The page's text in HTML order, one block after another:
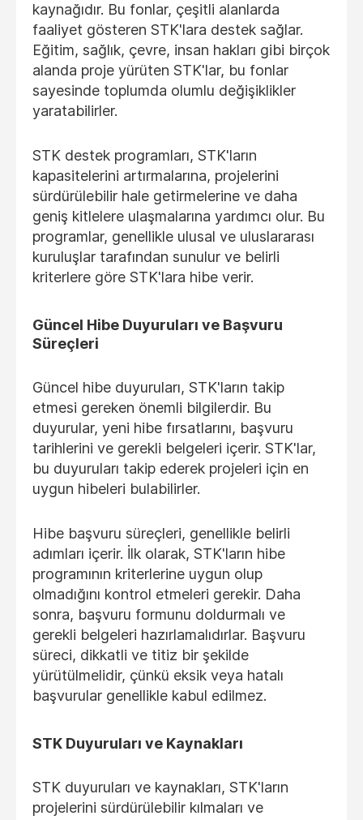
kaynağıdır. Bu fonlar, çeşitli alanlarda
faaliyet gösteren STK'lara destek sağlar.
Eğitim, sağlık, çevre, insan hakları gibi birçok
alanda proje yürüten STK'lar, bu fonlar
sayesinde toplumda olumlu değişiklikler
yaratabilirler.
STK destek programları, STK'ların
kapasitelerini artırmalarına, projelerini
sürdürülebilir hale getirmelerine ve daha
geniş kitlelere ulaşmalarına yardımcı olur. Bu
programlar, genellikle ulusal ve uluslararası
kuruluşlar tarafından sunulur ve belirli
kriterlere göre STK'lara hibe verir.
Güncel Hibe Duyuruları ve Başvuru
Süreçleri
Güncel hibe duyuruları, STK'ların takip
etmesi gereken önemli bilgilerdir. Bu
duyurular, yeni hibe fırsatlarını, başvuru
tarihlerini ve gerekli belgeleri içerir. STK'lar,
bu duyuruları takip ederek projeleri için en
uygun hibeleri bulabilirler.
Hibe başvuru süreçleri, genellikle belirli
adımları içerir. İlk olarak, STK'ların hibe
programının kriterlerine uygun olup
olmadığını kontrol etmeleri gerekir. Daha
sonra, başvuru formunu doldurmalı ve
gerekli belgeleri hazırlamalıdırlar. Başvuru
süreci, dikkatli ve titiz bir şekilde
yürütülmelidir, çünkü eksik veya hatalı
başvurular genellikle kabul edilmez.
STK Duyuruları ve Kaynakları
STK duyuruları ve kaynakları, STK'ların
projelerini sürdürülebilir kılmaları ve